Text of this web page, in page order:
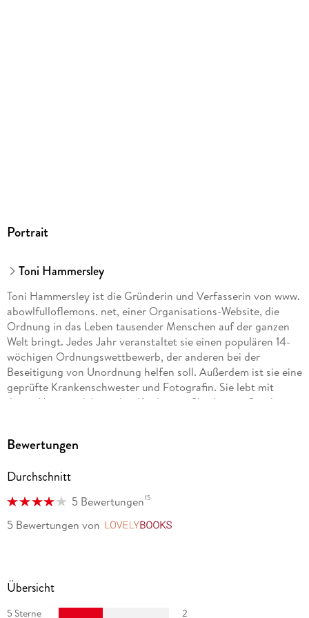
Portrait
Toni Hammersley
Toni Hammersley ist die Gründerin und Verfasserin von www.
abowlfulloflemons. net, einer Organisations-Website, die
Ordnung in das Leben tausender Menschen auf der ganzen
Welt bringt. Jedes Jahr veranstaltet sie einen populären 14-
wöchigen Ordnungswettbewerb, der anderen bei der
Beseitigung von Unordnung helfen soll. Außerdem ist sie eine
geprüfte Krankenschwester und Fotografin. Sie lebt mit
ihrem Mann und ihren drei Kindern in Charleston, South
Bewertungen
Durchschnitt
5 Bewertungen15
5 Bewertungen von
Übersicht
5 Sterne 2